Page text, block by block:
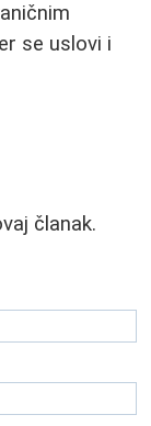
se uslovi i
članak.